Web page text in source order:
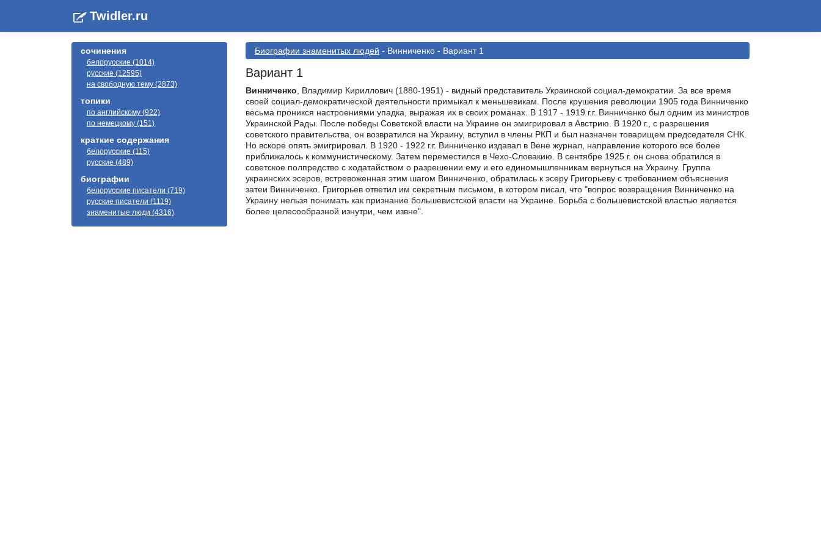
Twidler.ru
сочинения
белорусские (1014)
русские (12595)
на свободную тему (2873)
топики
по английскому (922)
по немецкому (151)
краткие содержания
белорусские (115)
русские (489)
биографии
белорусские писатели (719)
русские писатели (1119)
знаменитые люди (4316)
Биографии знаменитых людей - Винниченко - Вариант 1
Вариант 1
Винниченко , Владимир Кириллович (1880-1951) - видный представитель Украинской социал-демократии. За все время
своей социал-демократической деятельности примыкал к меньшевикам. После крушения революции 1905 года Винниченко
весьма проникся настроениями упадка, выражая их в своих романах. В 1917 - 1919 г.г. Винниченко был одним из министров
Украинской Рады. После победы Советской власти на Украине он эмигрировал в Австрию. В 1920 г., с разрешения
советского правительства, он возвратился на Украину, вступил в члены РКП и был назначен товарищем председателя СНК.
Но вскоре опять эмигрировал. В 1920 - 1922 г.г. Винниченко издавал в Вене журнал, направление которого все более
приближалось к коммунистическому. Затем переместился в Чехо-Словакию. В сентябре 1925 г. он снова обратился в
советское полпредство с ходатайством о разрешении ему и его единомышленникам вернуться на Украину. Группа
украинских эсеров, встревоженная этим шагом Винниченко, обратилась к эсеру Григорьеву с требованием объяснения
затеи Винниченко. Григорьев ответил им секретным письмом, в котором писал, что "вопрос возвращения Винниченко на
Украину нельзя понимать как признание большевистской власти на Украине. Борьба с большевистской властью является
более целесообразной изнутри, чем извне".